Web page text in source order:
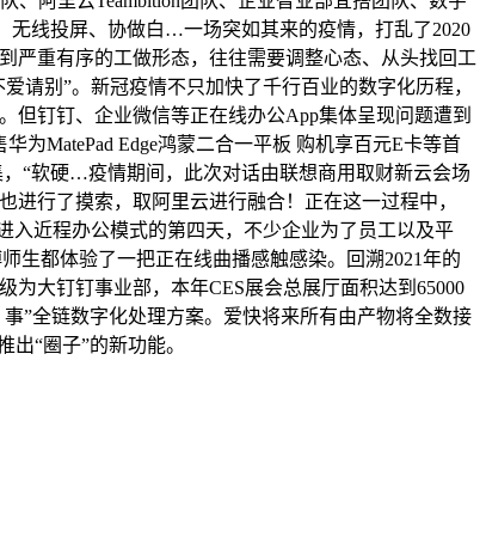
无线投屏、协做白…一场突如其来的疫情，打乱了2020
严重有序的工做形态，往往需要调整心态、从头找回工
请别”。新冠疫情不只加快了千行百业的数字化历程，
钉钉、企业微信等正在线办公App集体呈现问题遭到
为MatePad Edge鸿蒙二合一平板 购机享百元E卡等首
“软硬…疫情期间，此次对话由联想商用取财新云会场
行了摸索，取阿里云进行融合！正在这一过程中，
入近程办公模式的第四天，不少企业为了员工以及平
生都体验了一把正在线曲播感触感染。回溯2021年的
大钉钉事业部，本年CES展会总展厅面积达到65000
”全链数字化处理方案。爱快将来所有由产物将全数接
“圈子”的新功能。